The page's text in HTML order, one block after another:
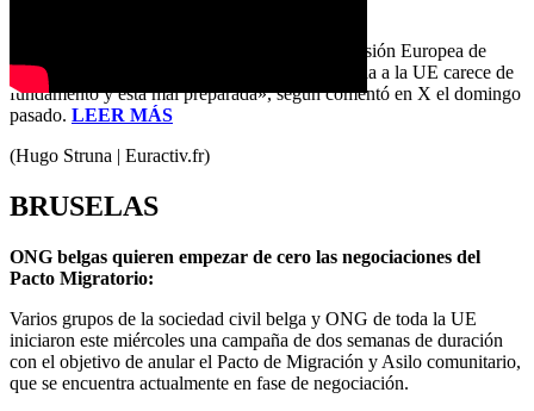
En opinión de Orbán, «la propuesta de la Comisión Europea de
abrir negociaciones sobre la adhesión de Ucrania a la UE carece de
fundamento y está mal preparada», según comentó en X el domingo
pasado. LEER MÁS
(Hugo Struna | Euractiv.fr)
BRUSELAS
ONG belgas quieren empezar de cero las negociaciones del
Pacto Migratorio:
Varios grupos de la sociedad civil belga y ONG de toda la UE
iniciaron este miércoles una campaña de dos semanas de duración
con el objetivo de anular el Pacto de Migración y Asilo comunitario,
que se encuentra actualmente en fase de negociación.